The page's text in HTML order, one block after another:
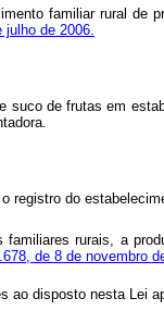
familiar rural de
julho de 2006.
suco de frutas em
registro do
familiares rurais, a
de 8 de novembro
ao disposto nesta Lei